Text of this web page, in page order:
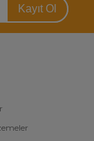
Kayıt Ol